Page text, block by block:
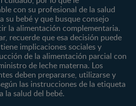
Productos
Cereales Infantiles
Compotas y galletas
Fórmulas Infantiles
con su profesional de la salud
su bebé y que busque consejo
la alimentación complementaria.
recuerde que esa decisión puede
implicaciones sociales y
de la alimentación parcial con
de leche materna. Los
deben prepararse, utilizarse y
las instrucciones de la etiqueta
la salud del bebé.